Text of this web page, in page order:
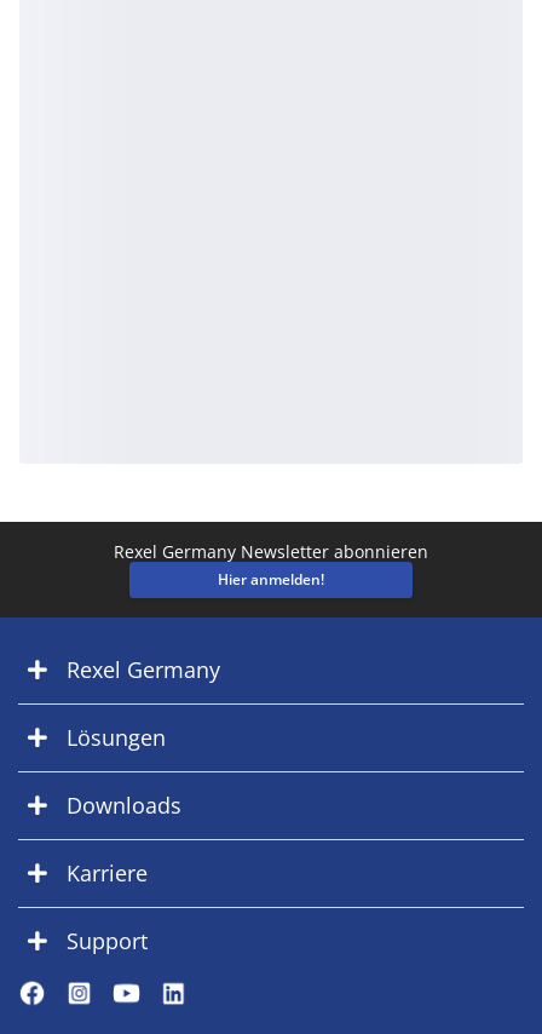
Rexel Germany Newsletter abonnieren
Hier anmelden!
Rexel Germany
Lösungen
Downloads
Karriere
Support